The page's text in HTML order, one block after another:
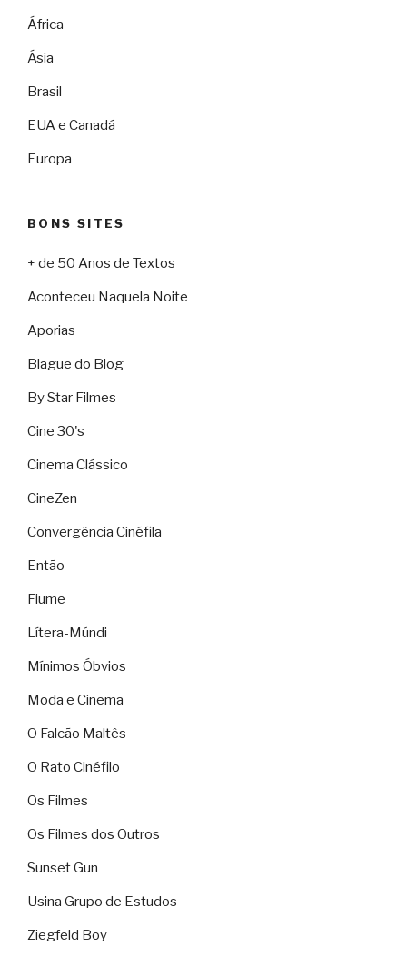
África
Ásia
Brasil
EUA e Canadá
Europa
BONS SITES
+ de 50 Anos de Textos
Aconteceu Naquela Noite
Aporias
Blague do Blog
By Star Filmes
Cine 30's
Cinema Clássico
CineZen
Convergência Cinéfila
Então
Fiume
Lítera-Múndi
Mínimos Óbvios
Moda e Cinema
O Falcão Maltês
O Rato Cinéfilo
Os Filmes
Os Filmes dos Outros
Sunset Gun
Usina Grupo de Estudos
Ziegfeld Boy